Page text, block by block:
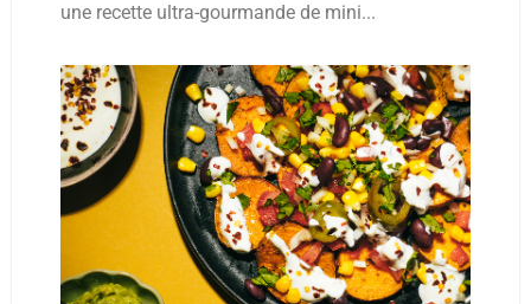
une recette ultra-gourmande de mini...